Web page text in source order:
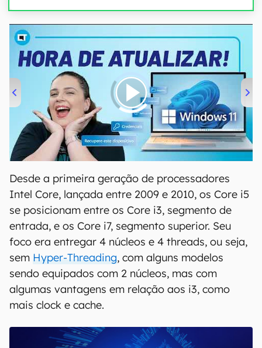
00:00 04:52
Desde a primeira geração de processadores
Intel Core, lançada entre 2009 e 2010, os Core i5
se posicionam entre os Core i3, segmento de
entrada, e os Core i7, segmento superior. Seu
foco era entregar 4 núcleos e 4 threads, ou seja,
sem Hyper-Threading, com alguns modelos
sendo equipados com 2 núcleos, mas com
algumas vantagens em relação aos i3, como
mais clock e cache.